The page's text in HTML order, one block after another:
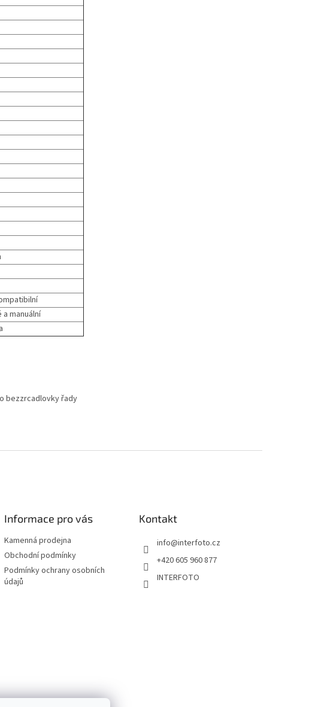
manuální
bezzrcadlovky řady
Informace pro vás
Kamenná prodejna
Obchodní podmínky
Podmínky ochrany osobních
údajů
Kontakt
info@interfoto.cz
+420 605 960 877
INTERFOTO